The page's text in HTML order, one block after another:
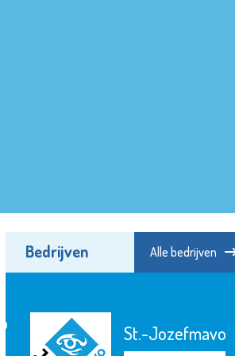
Bedrijven Alle bedrijven
St.-Jozefmavo